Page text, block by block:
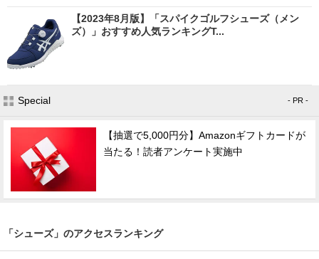
【2023年8月版】「スパイクゴルフシューズ（メン
ズ）」おすすめ人気ランキングT...
Special - PR -
【抽選で5,000円分】Amazonギフトカードが
当たる！読者アンケート実施中
「シューズ」のアクセスランキング